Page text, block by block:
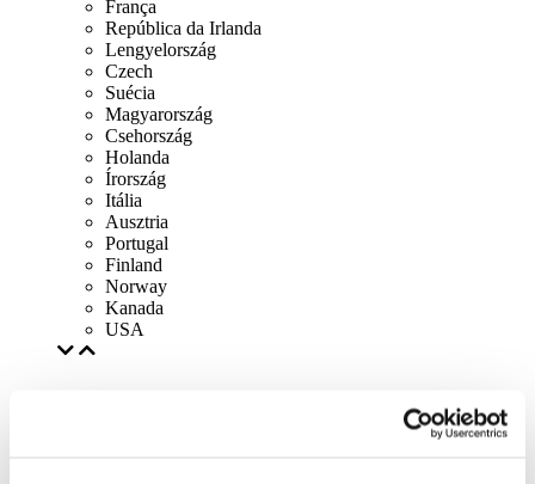
França
República da Irlanda
Lengyelország
Czech
Suécia
Magyarország
Csehország
Holanda
Írország
Itália
Ausztria
Portugal
Finland
Norway
Kanada
USA